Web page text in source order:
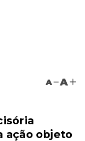
A A
ação objeto